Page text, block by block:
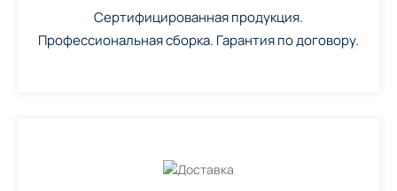
Сертифицированная продукция.
Профессиональная сборка. Гарантия по договору.